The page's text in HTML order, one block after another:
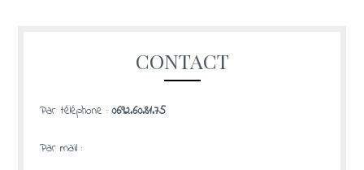
CONTACT
Par téléphone :0692.60.81.75
Par mail :